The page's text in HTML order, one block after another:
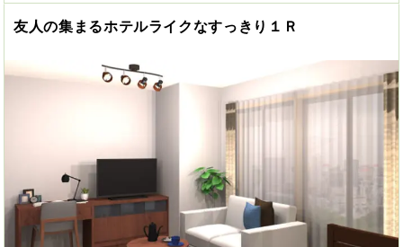
友人の集まるホテルライクなすっきり１Ｒ